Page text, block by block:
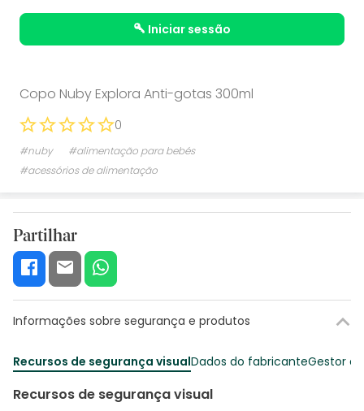
iniciar sessão
Copo Nuby Explora Anti-gotas 300ml
0
#nuby
#alimentação para bebés
#acessórios de alimentação
Partilhar
Informações sobre segurança e produtos
Recursos de segurança visualDados do fabricanteGestor
Recursos de segurança visual